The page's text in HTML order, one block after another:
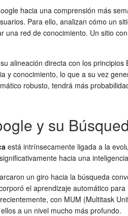
hacia una comprensión más
Para ello, analizan cómo un
una red de conocimiento. Un sitio
alineación directa con los
y conocimiento, lo que a su vez
robusto, tendrá más
y su
está intrínsecamente ligada a la
hacia una
un giro hacia la búsqueda
el aprendizaje automático
con MUM (Multitask
a un nivel mucho más profundo.